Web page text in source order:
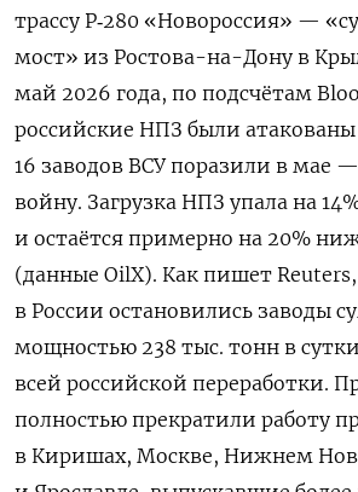
трассу Р‑280 «Новороссия» —
мост» из Ростова-на-Дону в
май 2026 года, по подсчётам
российские НПЗ были
16 заводов ВСУ поразили в мае
войну. Загрузка НПЗ упала на
и остаётся примерно на 20%
(данные OilX). Как пишет
в России остановились заводы
мощностью 238 тыс. тонн в
всей российской переработки.
полностью прекратили работу
в Киришах, Москве, Нижнем